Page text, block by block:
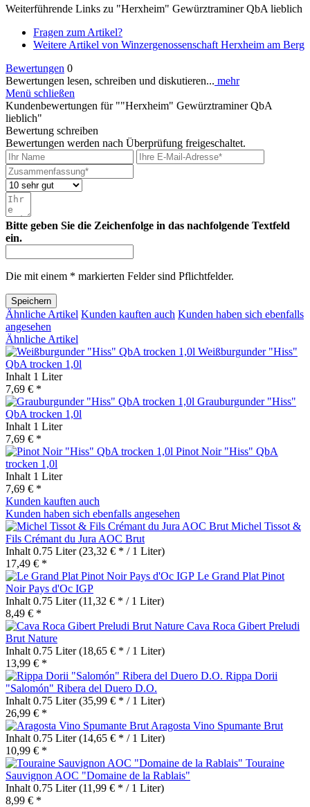
Weiterführende Links zu "Herxheim" Gewürztraminer QbA lieblich
Fragen zum Artikel?
Weitere Artikel von Winzergenossenschaft Herxheim am Berg
Bewertungen 0
Bewertungen lesen, schreiben und diskutieren... mehr
Menü schließen
Kundenbewertungen für ""Herxheim" Gewürztraminer QbA
lieblich"
Bewertung schreiben
Bewertungen werden nach Überprüfung freigeschaltet.
Bitte geben Sie die Zeichenfolge in das nachfolgende Textfeld
ein.
Die mit einem * markierten Felder sind Pflichtfelder.
Speichern
Ähnliche Artikel Kunden kauften auch Kunden haben sich ebenfalls
angesehen
Ähnliche Artikel
Weißburgunder "Hiss"
QbA trocken 1,0l
Inhalt 1 Liter
7,69 € *
Grauburgunder "Hiss"
QbA trocken 1,0l
Inhalt 1 Liter
7,69 € *
Pinot Noir "Hiss" QbA
trocken 1,0l
Inhalt 1 Liter
7,69 € *
Kunden kauften auch
Kunden haben sich ebenfalls angesehen
Michel Tissot &
Fils Crémant du Jura AOC Brut
Inhalt 0.75 Liter(23,32 € * / 1 Liter)
17,49 € *
Le Grand Plat Pinot
Noir Pays d'Oc IGP
Inhalt 0.75 Liter(11,32 € * / 1 Liter)
8,49 € *
Cava Roca Gibert Preludi
Brut Nature
Inhalt 0.75 Liter(18,65 € * / 1 Liter)
13,99 € *
Rippa Dorii
"Salomón" Ribera del Duero D.O.
Inhalt 0.75 Liter(35,99 € * / 1 Liter)
26,99 € *
Aragosta Vino Spumante Brut
Inhalt 0.75 Liter(14,65 € * / 1 Liter)
10,99 € *
Touraine
Sauvignon AOC "Domaine de la Rablais"
Inhalt 0.75 Liter(11,99 € * / 1 Liter)
8,99 € *